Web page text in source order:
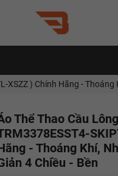
XSZZ ) Chính Hãng - Thoáng
Thể Thao Cầu
- Thoáng Khí,
4 Chiều - Bền